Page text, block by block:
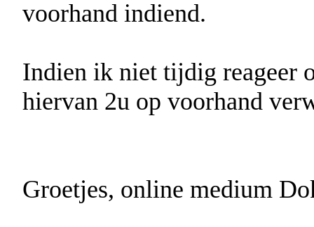
voorhand indiend.
Indien ik niet tijdig reageer
hiervan 2u op voorhand
Groetjes, online medium